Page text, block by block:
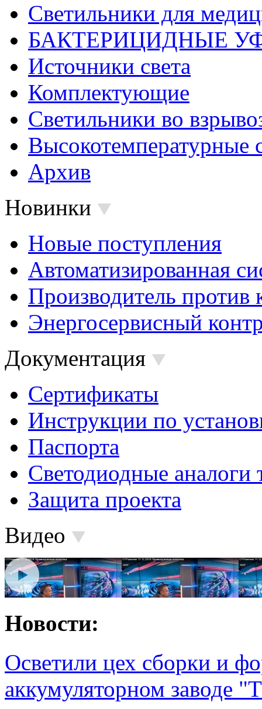
Светильники для
БАКТЕРИЦИДНЫЕ
Источники света
Комплектующие
Светильники во
Высокотемпературные
Архив
Новинки
Новые поступления
Автоматизированная
Производитель против
Энергосервисный
Документация
Сертификаты
Инструкции по
Паспорта
Светодиодные аналоги
Защита проекта
Видео
Новости:
Осветили цех сборки и
аккумуляторном заводе